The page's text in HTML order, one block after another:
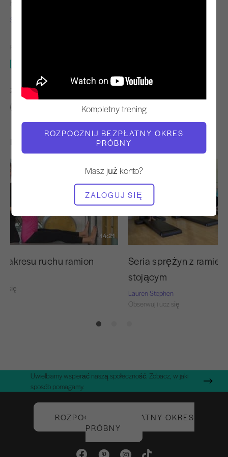
Kompletny trening
ROZPOCZNIJ BEZPŁATNY OKRES
PRÓBNY
Masz już konto?
ZALOGUJ SIĘ
NAUCZYCIEL
Sandy Shimoda
POTRZEBNY SPRZĘT
ZNAJDŹ PODOBNE KLASY DLA
Cadillac
Inne treningi, które mogą Ci się spodobać
14:21
zakresu ruchu ramion
się
Seria sprężyn z
stojącym
Lauren Stephen
Obserwuj i ucz się
Uwielbiamy wspierać naszą społeczność. Zobacz, w jaki
sposób pomagamy.
ROZPOCZNIJ BEZPŁATNY OKRES
PRÓBNY